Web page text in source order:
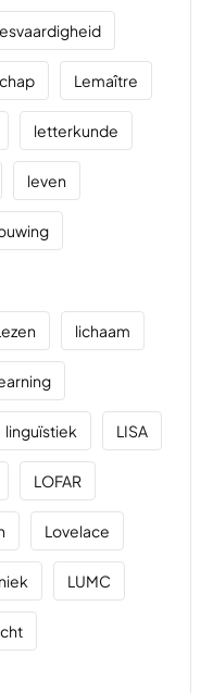
Lemaître
letterkunde
leven
lichaam
linguïstiek LISA
LOFAR
Lovelace
LUMC